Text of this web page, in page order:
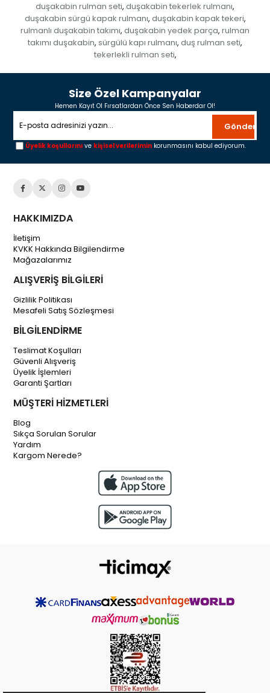
duşakabin rulman seti, duşakabin tekerlek rulmanı,
duşakabin sürgü kapak rulmanı, duşakabin kapak tekeri,
rulmanlı duşakabin takımı, duşakabin yedek parça, rulman
takımı duşakabin, sürgülü kapı rulmanı, duş rulman seti,
tekerlekli rulman seti,
Size Özel Kampanyalar
Hemen Kayıt Ol Fırsatlardan Önce Sen Haberdar Ol!
Gönder
Üyelik koşullarını ve kişisel verilerimin korunmasını kabul ediyorum.
HAKKIMIZDA
İletişim
KVKK Hakkında Bilgilendirme
Mağazalarımız
ALIŞVERİŞ BİLGİLERİ
Gizlilik Politikası
Mesafeli Satış Sözleşmesi
BİLGİLENDİRME
Teslimat Koşulları
Güvenli Alışveriş
Üyelik İşlemleri
Garanti Şartları
MÜŞTERİ HİZMETLERİ
Blog
Sıkça Sorulan Sorular
Yardım
Kargom Nerede?